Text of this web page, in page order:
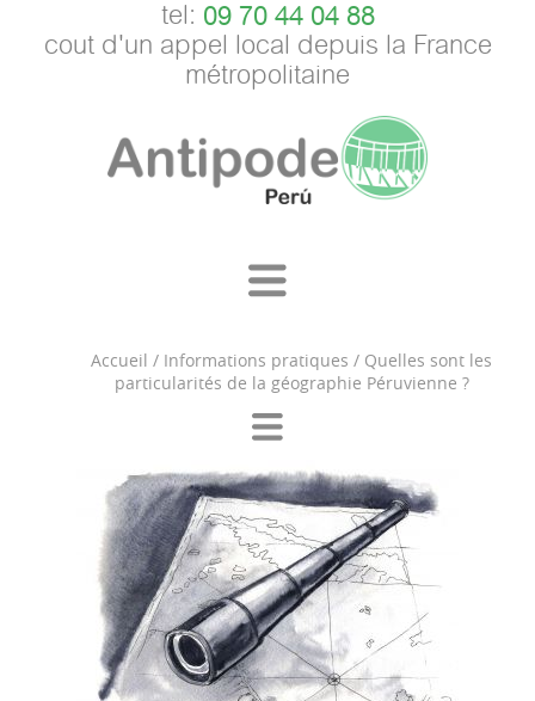
tel: 09 70 44 04 88
cout d'un appel local depuis la France
métropolitaine
Accueil / Informations pratiques / Quelles sont les
particularités de la géographie Péruvienne ?